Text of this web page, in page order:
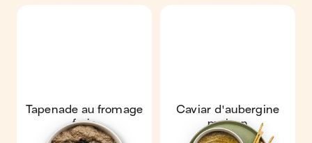
Tapenade au fromage
frais
Caviar d'aubergine
maison